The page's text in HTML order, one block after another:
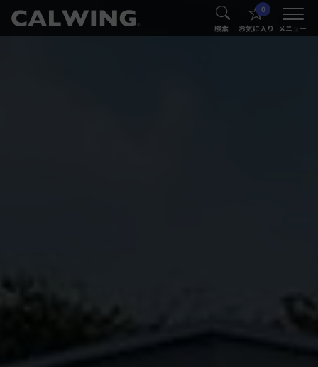
® 検索
0
お気に入り メニュー
®